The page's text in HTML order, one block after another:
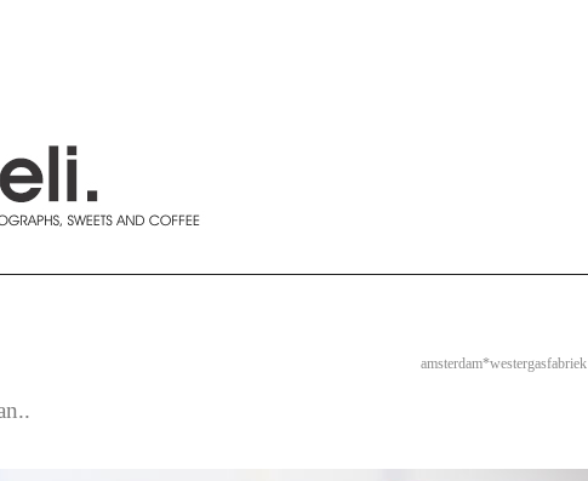
amsterdam*westergasfabriek